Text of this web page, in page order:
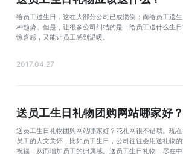
给员工过生日，这在大部分公司已成惯例；而给员工送
种趋势。但是，让很多公司纠结的是：给员工送什么生
惊喜感，又能让员工感到温暖。
2017.04.27
送员工生日礼物团购网站哪家好？
送员工生日礼物团购网站哪家好？花礼网很不错哦。现
员工的人文关怀，比如员工生日，公司往往会用送礼物
祝福，从而增加员工的归属感。送员工生日礼物，尽在